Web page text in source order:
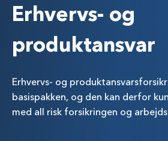
Erhvervs- og
produktansvar
Erhvervs- og
basispakken, og den kan derfor
med all risk forsikringen og